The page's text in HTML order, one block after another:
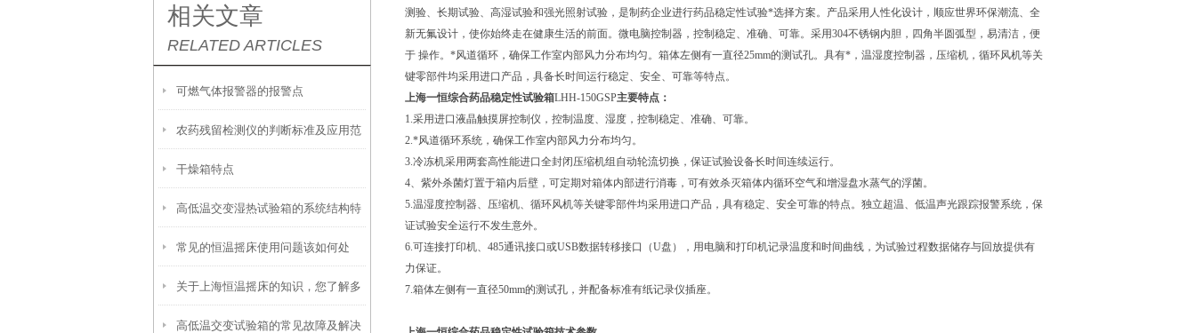
相关文章
RELATED ARTICLES
可燃气体报警器的报警点
农药残留检测仪的判断标准及应用范
围
干燥箱特点
高低温交变湿热试验箱的系统结构特
点介绍
常见的恒温摇床使用问题该如何处
理？
关于上海恒温摇床的知识，您了解多
少？
高低温交变试验箱的常见故障及解决
测验、长期试验、高湿试验和强光照射试验，是制药企业进行药品稳定性试验*选择方案。产品采用人性化设计，顺应世界环保潮流、全
新无氟设计，使你始终走在健康生活的前面。微电脑控制器，控制稳定、准确、可靠。采用304不锈钢内胆，四角半圆弧型，易清洁，便
于 操作。*风道循环，确保工作室内部风力分布均匀。箱体左侧有一直径25mm的测试孔。具有*，温湿度控制器，压缩机，循环风机等关
键零部件均采用进口产品，具备长时间运行稳定、安全、可靠等特点。
上海一恒综合药品稳定性试验箱LHH-150GSP主要特点：
1.采用进口液晶触摸屏控制仪，控制温度、湿度，控制稳定、准确、可靠。
2.*风道循环系统，确保工作室内部风力分布均匀。
3.冷冻机采用两套高性能进口全封闭压缩机组自动轮流切换，保证试验设备长时间连续运行。
4、紫外杀菌灯置于箱内后壁，可定期对箱体内部进行消毒，可有效杀灭箱体内循环空气和增湿盘水蒸气的浮菌。
5.温湿度控制器、压缩机、循环风机等关键零部件均采用进口产品，具有稳定、安全可靠的特点。独立超温、低温声光跟踪报警系统，保
证试验安全运行不发生意外。
6.可连接打印机、485通讯接口或USB数据转移接口（U盘），用电脑和打印机记录温度和时间曲线，为试验过程数据储存与回放提供有
力保证。
7.箱体左侧有一直径50mm的测试孔，并配备标准有纸记录仪插座。